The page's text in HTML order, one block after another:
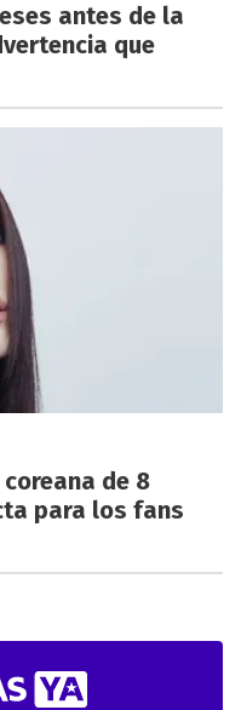
antes de la
que
de 8
para los fans